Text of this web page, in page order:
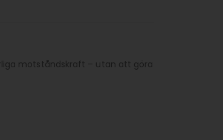
motståndskraft – utan att göra